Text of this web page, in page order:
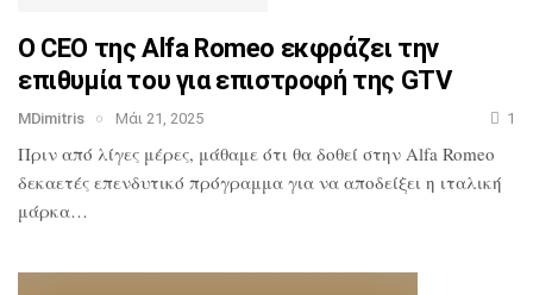
Ο CEO της Alfa Romeo εκφράζει την
επιθυμία του για επιστροφή της GTV
MDimitris Μάι 21, 2025 1
Πριν από λίγες μέρες, μάθαμε ότι θα δοθεί στην Alfa Romeo
δεκαετές επενδυτικό πρόγραμμα για να αποδείξει η ιταλική
μάρκα…